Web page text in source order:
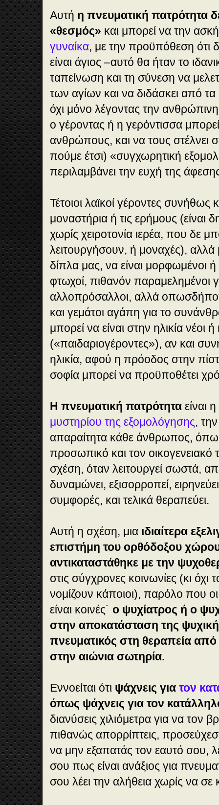
Αυτή η πνευματική πατρότητα
«θεσμός» και μπορεί να την
γυναίκα, με την προϋπόθεση ότι
είναι άγιος –αυτό θα ήταν το
ταπείνωση και τη σύνεση να
των αγίων και να διδάσκει από
όχι μόνο λέγοντας την
ο γέροντας ή η γερόντισσα
ανθρώπους, και να τους στέλνει
πούμε έτσι) «συγχωρητική
περιλαμβάνει την ευχή της
Τέτοιοι λαϊκοί γέροντες συνήθως
μοναστήρια ή τις ερήμους (είναι
χωρίς χειροτονία ιερέα, που δε
λειτουργήσουν, ή μοναχές), αλλά
δίπλα μας, να είναι μορφωμένοι
φτωχοί, πιθανόν παραμελημένοι
αλλοπρόσαλλοι, αλλά
και γεμάτοι αγάπη για το
μπορεί να είναι στην ηλικία νέοι ή
(«παιδαριογέροντες»), αν και
ηλικία, αφού η πρόοδος στην
σοφία μπορεί να προϋποθέτει
Η πνευματική πατρότητα είναι
μυστηρίου της εξομολόγησης,
απαραίτητα κάθε άνθρωπος, όπως
προσωπικό και τον οικογενειακό
σχέση, όταν λειτουργεί σωστά,
δυναμώνει, εξισορροπεί,
συμφορές, και τελικά θεραπεύει.
Αυτή η σχέση, μια ιδιαίτερα
επιστήμη του ορθόδοξου
αντικαταστάθηκε με την
στις σύγχρονες κοινωνίες (κι όχι
νομίζουν κάποιοι), παρόλο που οι
είναι κοινές˙ ο ψυχίατρος ή ο
στην αποκατάσταση της
πνευματικός στη θεραπεία
στην αιώνια σωτηρία.
Εννοείται ότι ψάχνεις για τον
όπως ψάχνεις για τον
διανύσεις χιλιόμετρα για να τον
πιθανώς απορρίπτεις,
να μην εξαπατάς τον εαυτό σου,
σου πως είναι ανάξιος για
σου λέει την αλήθεια χωρίς να σε